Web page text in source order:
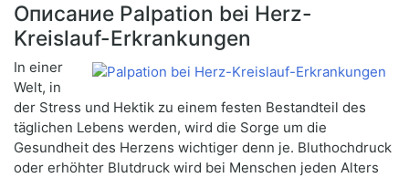
Описание Palpation bei Herz-
Kreislauf-Erkrankungen
In einer
Welt, in
der Stress und Hektik zu einem festen Bestandteil des
täglichen Lebens werden, wird die Sorge um die
Gesundheit des Herzens wichtiger denn je. Bluthochdruck
oder erhöhter Blutdruck wird bei Menschen jeden Alters